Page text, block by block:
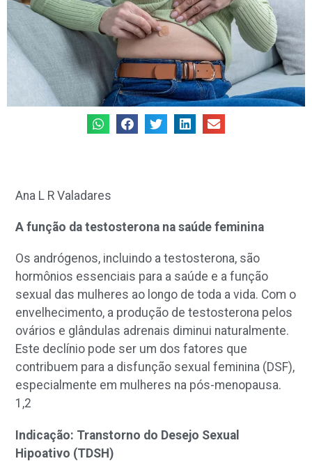
Ana L R Valadares
A função da testosterona na saúde feminina
Os andrógenos, incluindo a testosterona, são
hormônios essenciais para a saúde e a função
sexual das mulheres ao longo de toda a vida. Com o
envelhecimento, a produção de testosterona pelos
ovários e glândulas adrenais diminui naturalmente.
Este declínio pode ser um dos fatores que
contribuem para a disfunção sexual feminina (DSF),
especialmente em mulheres na pós-menopausa.
1,2
Indicação: Transtorno do Desejo Sexual
Hipoativo (TDSH)